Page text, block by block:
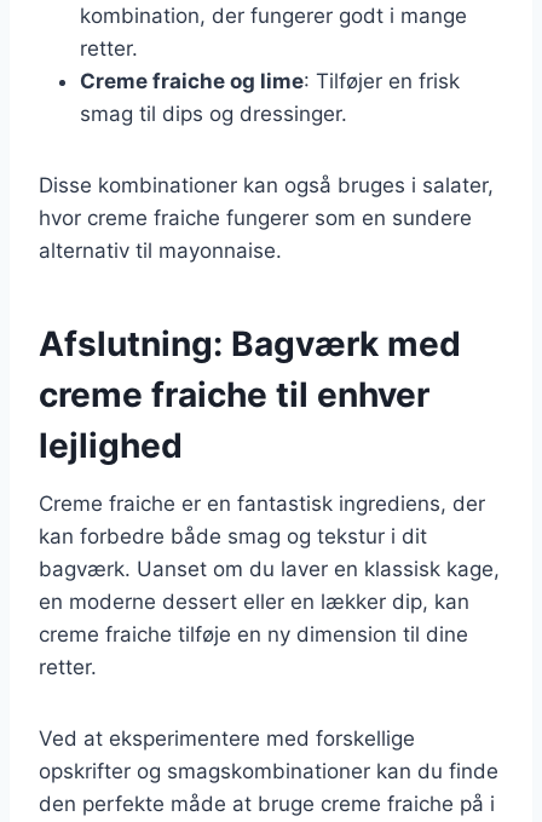
kombination, der fungerer godt i mange
retter.
Creme fraiche og lime: Tilføjer en frisk
smag til dips og dressinger.
Disse kombinationer kan også bruges i salater,
hvor creme fraiche fungerer som en sundere
alternativ til mayonnaise.
Afslutning: Bagværk med
creme fraiche til enhver
lejlighed
Creme fraiche er en fantastisk ingrediens, der
kan forbedre både smag og tekstur i dit
bagværk. Uanset om du laver en klassisk kage,
en moderne dessert eller en lækker dip, kan
creme fraiche tilføje en ny dimension til dine
retter.
Ved at eksperimentere med forskellige
opskrifter og smagskombinationer kan du finde
den perfekte måde at bruge creme fraiche på i